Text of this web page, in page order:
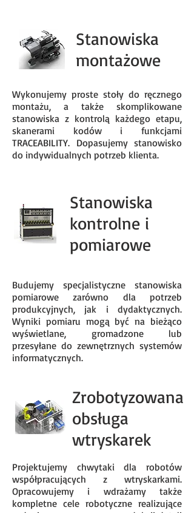
Stanowiska
montażowe
Wykonujemy proste stoły do ręcznego
montażu, a także skomplikowane
stanowiska z kontrolą każdego etapu,
skanerami kodów i funkcjami
TRACEABILITY. Dopasujemy stanowisko
do indywidualnych potrzeb klienta.
Stanowiska
kontrolne i
pomiarowe
Budujemy specjalistyczne stanowiska
pomiarowe zarówno dla potrzeb
produkcyjnych, jak i dydaktycznych.
Wyniki pomiaru mogą być na bieżąco
wyświetlane, gromadzone lub
przesyłane do zewnętrznych systemów
informatycznych.
Zrobotyzowana
obsługa
wtryskarek
Projektujemy chwytaki dla robotów
współpracujących z wtryskarkami.
Opracowujemy i wdrażamy także
kompletne cele robotyczne realizujące